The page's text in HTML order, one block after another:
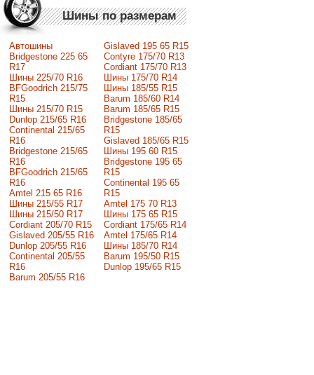
Шины по размерам
Автошины
Bridgestone 225 65
R17
Шины 225/70 R16
BFGoodrich 215/75
R15
Шины 215/70 R15
Dunlop 215/65 R16
Continental 215/65
R16
Bridgestone 215/65
R16
BFGoodrich 215/65
R16
Amtel 215 65 R16
Шины 215/55 R17
Шины 215/50 R17
Сordiant 205/70 R15
Gislaved 205/55 R16
Dunlop 205/55 R16
Continental 205/55
R16
Barum 205/55 R16
Gislaved 195 65 R15
Contyre 175/70 R13
Cordiant 175/70 R13
Шины 175/70 R14
Шины 185/55 R15
Barum 185/60 R14
Barum 185/65 R15
Bridgestone 185/65
R15
Gislaved 185/65 R15
Шины 195 60 R15
Bridgestone 195 65
R15
Continental 195 65
R15
Amtel 175 70 R13
Шины 175 65 R15
Cordiant 175/65 R14
Amtel 175/65 R14
Шины 185/70 R14
Barum 195/50 R15
Dunlop 195/65 R15